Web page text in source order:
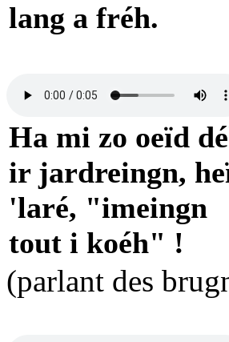
lang a fréh.
Ha mi zo oeïd
ir jardreingn,
'laré, "imeingn
tout i koéh" !
(parlant des